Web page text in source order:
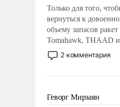
Только для того,
вернуться к
объему запасов ракет
Tomahawk, THAAD
США потребуется
лет. Даже небольшая
Сложившаяся
означает
2 комментария
Геворг Мирзаян